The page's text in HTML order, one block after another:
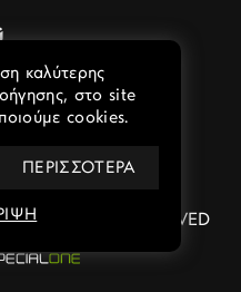
καλύτερης
στο site
cookies.
ΠΕΡΙΣΣΌΤΕΡΑ
RIGHTS RESERVED